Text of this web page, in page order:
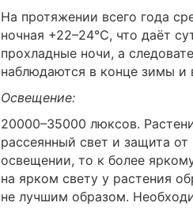
На протяжении всего года
ночная +22–24°C, что даёт
прохладные ночи, а
наблюдаются в конце зимы и
Освещение:
20000–35000 люксов.
рассеянный свет и защита
освещении, то к более
на ярком свету у растения
не лучшим образом.